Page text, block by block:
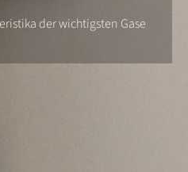
der wichtigsten Gase